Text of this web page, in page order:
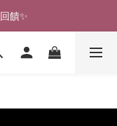
試穿🎉
饋✨